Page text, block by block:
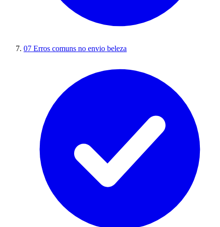
07 Erros comuns no envio beleza